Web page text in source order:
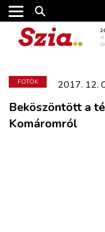
FOTÓK 2017. 12.
Beköszöntött a
Komáromról